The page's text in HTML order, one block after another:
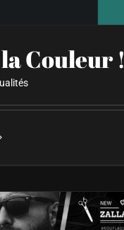
Couleur !